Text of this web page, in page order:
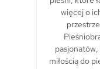
więcej o
pasjonatów,
miłością do